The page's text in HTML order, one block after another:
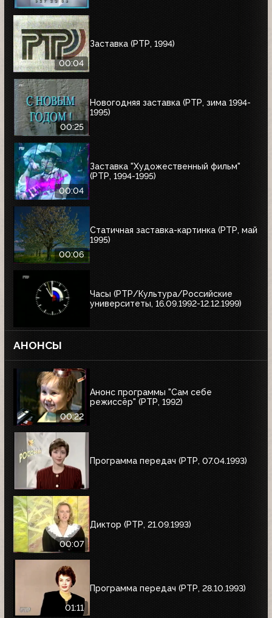
00:04
Заставка (РТР, 1994)
00:25
Новогодняя заставка (РТР, зима 1994-
1995)
00:04
Заставка "Художественный фильм"
(РТР, 1994-1995)
00:06
Статичная заставка-картинка (РТР, май
1995)
Часы (РТР/Культура/Российские
университеты, 16.09.1992-12.12.1999)
АНОНСЫ
00:22
Анонс программы "Сам себе
режиссёр" (РТР, 1992)
Программа передач (РТР, 07.04.1993)
00:07
Диктор (РТР, 21.09.1993)
01:11
Программа передач (РТР, 28.10.1993)